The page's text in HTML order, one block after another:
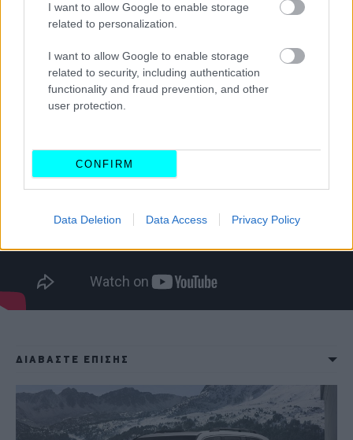
I want to allow Google to enable storage
related to personalization.
I want to allow Google to enable storage
related to security, including authentication
functionality and fraud prevention, and other
user protection.
CONFIRM
Data Deletion Data Access Privacy Policy
ΔΙΑΒΑΣΤΕ ΕΠΙΣΗΣ